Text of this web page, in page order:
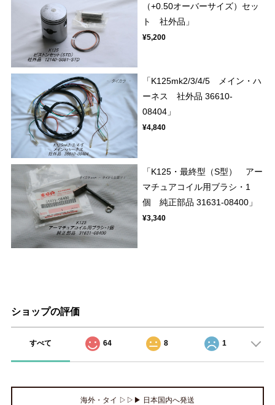
（+0.50オーバーサイズ）セッ
ト 社外品」
¥5,200
「K125mk2/3/4/5 メイン・ハ
ーネス 社外品 36610-
08404」
¥4,840
「K125・最終型（S型） アー
マチュアコイル用ブラシ・1
個 純正部品 31631-08400」
¥3,340
ショップの評価
すべて 64 8 1
海外・タイ ▷▷▶ 日本国内へ発送